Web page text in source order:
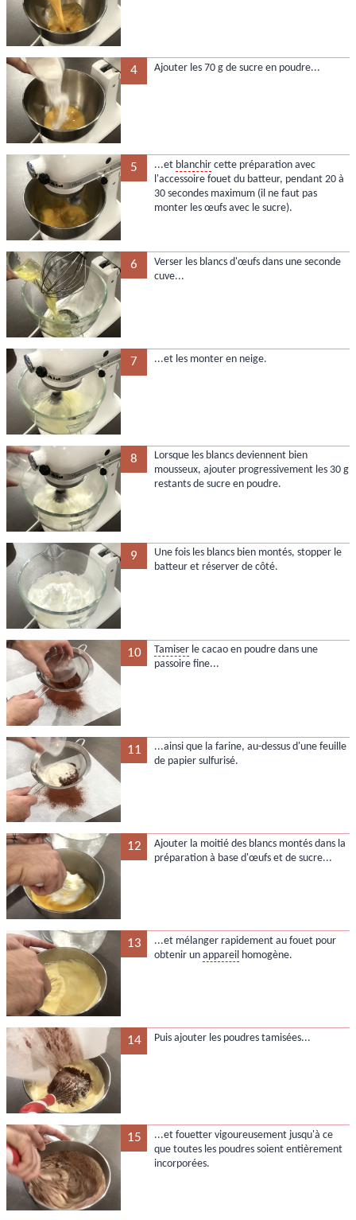
4 Ajouter les 70 g de sucre en poudre...
5 ...et blanchircette préparation avec
l'accessoire fouet du batteur, pendant 20 à
30 secondes maximum (il ne faut pas
monter les œufs avec le sucre).
6
Verser les blancs d'œufs dans une seconde
cuve...
7 ...et les monter en neige.
8
Lorsque les blancs deviennent bien
mousseux, ajouter progressivement les 30 g
restants de sucre en poudre.
9
Une fois les blancs bien montés, stopper le
batteur et réserver de côté.
10 Tamiserle cacao en poudre dans une
passoire fine...
11
...ainsi que la farine, au-dessus d'une feuille
de papier sulfurisé.
12
Ajouter la moitié des blancs montés dans la
préparation à base d'œufs et de sucre...
13
...et mélanger rapidement au fouet pour
obtenir un appareil homogène.
14 Puis ajouter les poudres tamisées...
15
...et fouetter vigoureusement jusqu'à ce
que toutes les poudres soient entièrement
incorporées.